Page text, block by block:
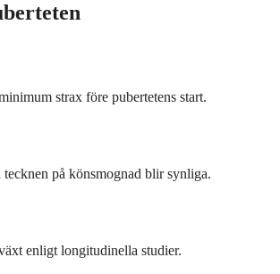
strax före pubertetens start.
på könsmognad blir synliga.
enligt longitudinella studier.